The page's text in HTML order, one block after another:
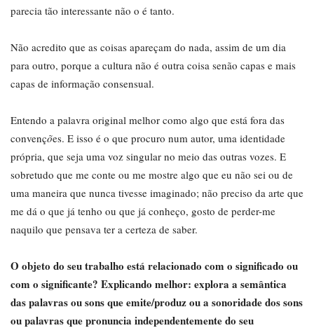
parecia tão interessante não o é tanto.
Não acredito que as coisas apareçam do nada, assim de um dia
para outro, porque a cultura não é outra coisa senão capas e mais
capas de informação consensual.
Entendo a palavra original melhor como algo que está fora das
convenções. E isso é o que procuro num autor, uma identidade
própria, que seja uma voz singular no meio das outras vozes. E
sobretudo que me conte ou me mostre algo que eu não sei ou de
uma maneira que nunca tivesse imaginado; não preciso da arte que
me dá o que já tenho ou que já conheço, gosto de perder-me
naquilo que pensava ter a certeza de saber.
O objeto do seu trabalho está relacionado com o significado ou
com o significante? Explicando melhor: explora a semântica
das palavras ou sons que emite/produz ou a sonoridade dos sons
ou palavras que pronuncia independentemente do seu